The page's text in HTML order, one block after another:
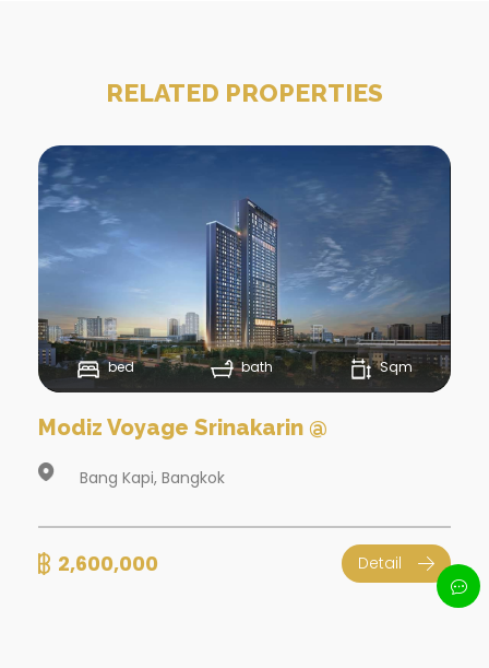
RELATED PROPERTIES
bed bath Sqm
Modiz Voyage Srinakarin @
Bang Kapi, Bangkok
2,600,000 Detail